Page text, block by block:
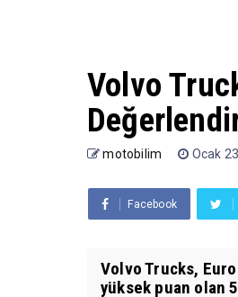
Volvo
motobilim Ocak
Facebook
Volvo Trucks,
yüksek puan olan